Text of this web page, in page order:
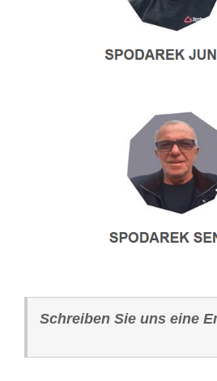
Schreiben Sie uns eine